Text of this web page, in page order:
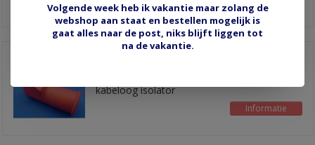
kabeloog isolator
Informatie
Volgende week heb ik vakantie maar zolang de
webshop aan staat en bestellen mogelijk is
gaat alles naar de post, niks blijft liggen tot
na de vakantie.